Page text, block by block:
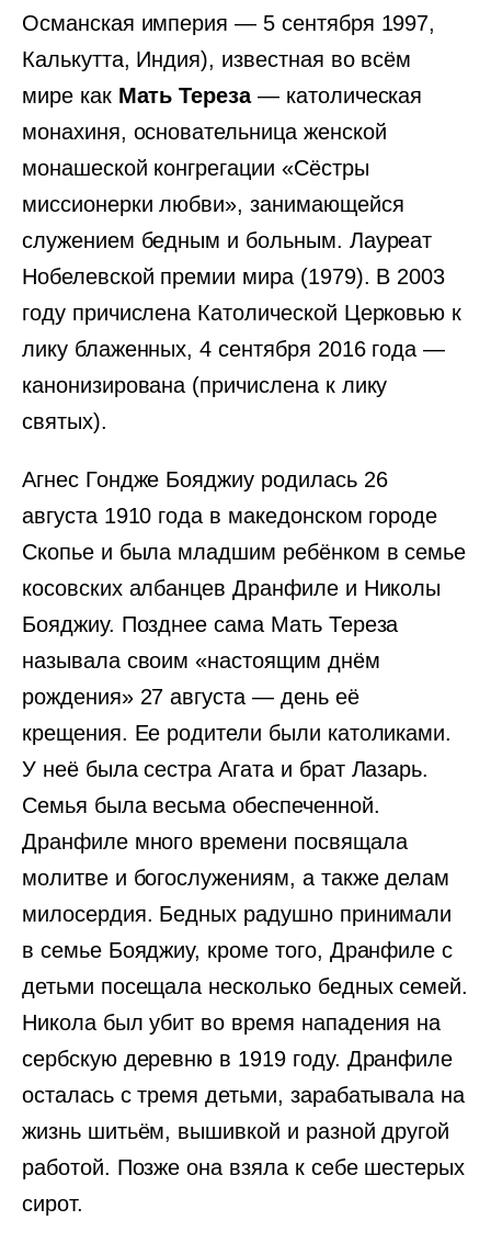
Османская империя — 5 сентября 1997,
Калькутта, Индия), известная во всём
мире как Мать Тереза— католическая
монахиня, основательница женской
монашеской конгрегации «Сёстры
миссионерки любви», занимающейся
служением бедным и больным. Лауреат
Нобелевской премии мира (1979). В 2003
году причислена Католической Церковью к
лику блаженных, 4 сентября 2016 года —
канонизирована (причислена к лику
святых).
Агнес Гондже Бояджиу родилась 26
августа 1910 года в македонском городе
Скопье и была младшим ребёнком в семье
косовских албанцев Дранфиле и Николы
Бояджиу. Позднее сама Мать Тереза
называла своим «настоящим днём
рождения» 27 августа — день её
крещения. Ее родители были католиками.
У неё была сестра Агата и брат Лазарь.
Семья была весьма обеспеченной.
Дранфиле много времени посвящала
молитве и богослужениям, а также делам
милосердия. Бедных радушно принимали
в семье Бояджиу, кроме того, Дранфиле с
детьми посещала несколько бедных семей.
Никола был убит во время нападения на
сербскую деревню в 1919 году. Дранфиле
осталась с тремя детьми, зарабатывала на
жизнь шитьём, вышивкой и разной другой
работой. Позже она взяла к себе шестерых
сирот.